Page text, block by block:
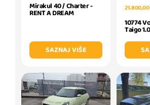
Mirakul 40 / Charter -
RENT A DREAM
SAZNAJ VIŠE
10774
Taigo